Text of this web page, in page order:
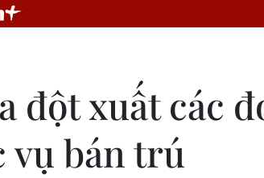
đột xuất các
vụ bán trú